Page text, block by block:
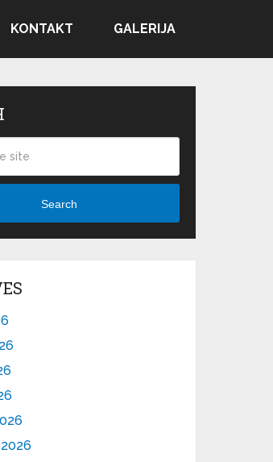
KONTAKT GALERIJA
Search